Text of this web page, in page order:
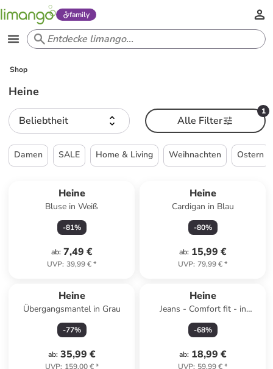
family
Shop
Heine
Beliebtheit
1
Alle Filter
Damen SALE Home & Living Weihnachten Ostern
Heine
Bluse in Weiß
-81%
ab: 7,49 €
UVP: 39,99 €*
Heine
Cardigan in Blau
-80%
ab: 15,99 €
UVP: 79,99 €*
Heine
Übergangsmantel in Grau
-77%
ab: 35,99 €
UVP: 159,00 €*
Heine
Jeans - Comfort fit - in
Dunkelblau
-68%
ab: 18,99 €
UVP: 59,99 €*